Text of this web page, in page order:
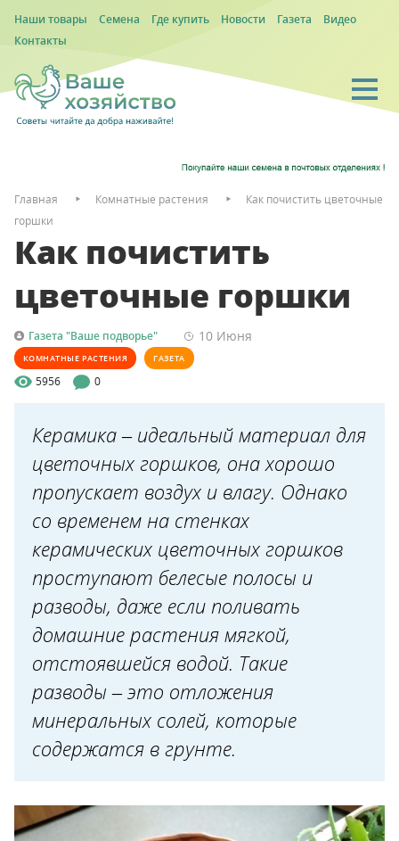
Наши товары Семена Где купить Новости Газета
Видео
Контакты
Главная Комнатные растения
Как почистить цветочные
горшки
Как почистить
цветочные горшки
Газета "Ваше подворье" 10 Июня
КОМНАТНЫЕ РАСТЕНИЯ ГАЗЕТА
5956 0
Керамика – идеальный материал для
цветочных горшков, она хорошо
пропускает воздух и влагу. Однако
со временем на стенках
керамических цветочных горшков
проступают белесые полосы и
разводы, даже если поливать
домашние растения мягкой,
отстоявшейся водой. Такие
разводы – это отложения
минеральных солей, которые
содержатся в грунте.